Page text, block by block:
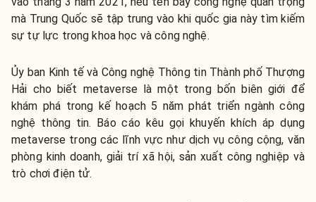
mà Trung Quốc sẽ tập trung vào khi quốc gia này tìm kiếm
sự tự lực trong khoa học và công nghệ.
Ủy ban Kinh tế và Công nghệ Thông tin Thành phố Thượng
Hải cho biết metaverse là một trong bốn biên giới để
khám phá trong kế hoạch 5 năm phát triển ngành công
nghệ thông tin. Báo cáo kêu gọi khuyến khích áp dụng
metaverse trong các lĩnh vực như dịch vụ công cộng, văn
phòng kinh doanh, giải trí xã hội, sản xuất công nghiệp và
trò chơi điện tử.